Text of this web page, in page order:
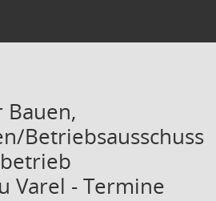
Bauen,
Betriebsausschuss
Varel - Termine